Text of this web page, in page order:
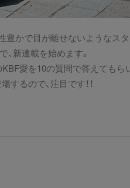
豊かで目が離せないようなス
新連載を始めます。
愛を10の質問で答えてもら
るので、注目です！！